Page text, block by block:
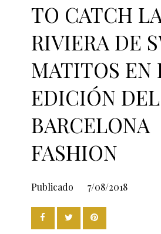
TO CATCH
RIVIERA DE
MATITOS EN
EDICIÓN
BARCELONA
FASHION
Publicado 7/08/2018